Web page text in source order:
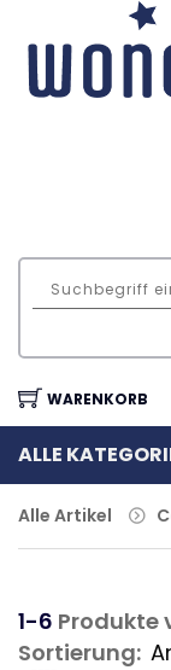
WARENKORB
ALLE
Alle Artikel
1-6 Produkte
Sortierung: